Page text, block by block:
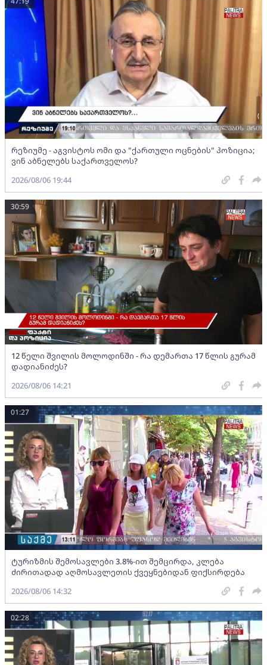
რეზიუმე - აგვისტოს ომი და "ქართული ოცნების" პოზიცია;
ვინ აბნელებს საქართველოს?
2026/08/06 19:44
12 წელი შვილის მოლოდინში - რა დემართა 17 წლის გურამ
დადიანიძეს?
30:59
2026/08/06 14:21
ტურიზმის შემოსავლები 3.8%-ით შემცირდა, კლება
ძირითადად აღმოსავლეთის ქვეყნებიდან ფიქსირდება
01:27
2026/08/06 14:32
02:28